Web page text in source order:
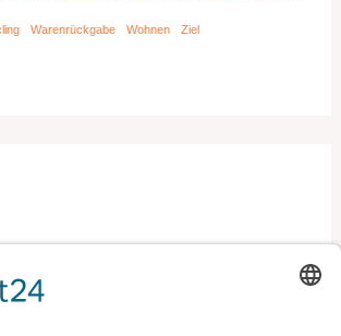
Warenrückgabe Wohnen Ziel